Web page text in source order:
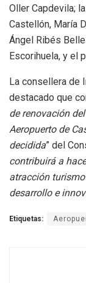
Oller Capdevila;
Castellón, María
Ángel Ribés
Escorihuela, y el
La consellera de
destacado que
de renovación
Aeropuerto de
decidida” del
contribuirá a
atracción
desarrollo e
Etiquetas: